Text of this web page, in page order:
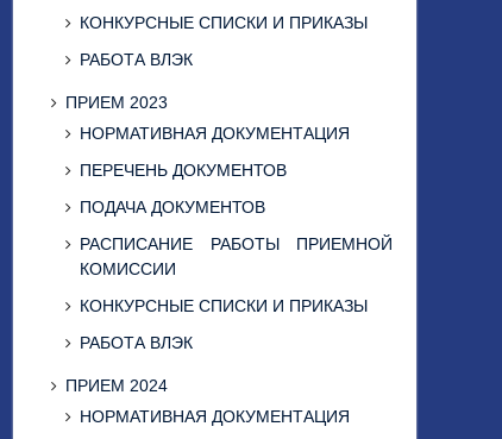
КОНКУРСНЫЕ СПИСКИ И ПРИКАЗЫ
РАБОТА ВЛЭК
ПРИЕМ 2023
НОРМАТИВНАЯ ДОКУМЕНТАЦИЯ
ПЕРЕЧЕНЬ ДОКУМЕНТОВ
ПОДАЧА ДОКУМЕНТОВ
РАСПИСАНИЕ РАБОТЫ ПРИЕМНОЙ
КОМИССИИ
КОНКУРСНЫЕ СПИСКИ И ПРИКАЗЫ
РАБОТА ВЛЭК
ПРИЕМ 2024
НОРМАТИВНАЯ ДОКУМЕНТАЦИЯ